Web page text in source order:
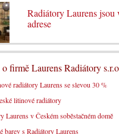
Radiátory Laurens jsou
adrese
firmě Laurens Radiátory
radiátory Laurens se slevou 30 %
litinové radiátory
Laurens v Českém soběstačném domě
barev s Radiátory Laurens